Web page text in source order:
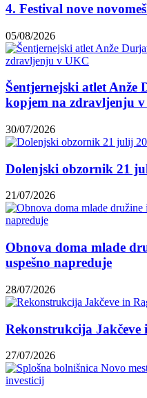
4. Festival nove
05/08/2026
Šentjernejski atlet Anže
kopjem na zdravljenju
30/07/2026
Dolenjski obzornik 21
21/07/2026
Obnova doma mlade
uspešno napreduje
28/07/2026
Rekonstrukcija Jakčeve
27/07/2026